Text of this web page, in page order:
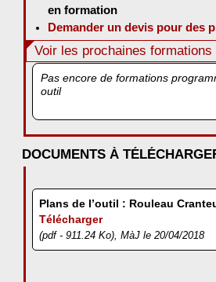
en formation
Demander un devis pour des
Voir les prochaines formations
Pas encore de formations
outil
DOCUMENTS À
Plans de l’outil : Rouleau
Télécharger
(pdf - 911.24 Ko), MàJ le 20/04/2018